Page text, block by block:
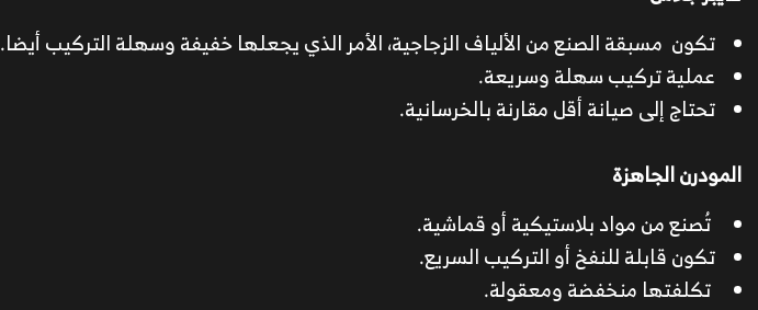
تكون مسبقة الصنع من الألياف الزجاجية، الأمر الذي يجعلها خفيفة وسهلة التركيب أيضا.
عملية تركيب سهلة وسريعة.
تحتاج إلى صيانة أقل مقارنة بالخرسانية.
المودرن الجاهزة
تُصنع من مواد بلاستيكية أو قماشية.
تكون قابلة للنفخ أو التركيب السريع.
تكلفتها منخفضة ومعقولة.